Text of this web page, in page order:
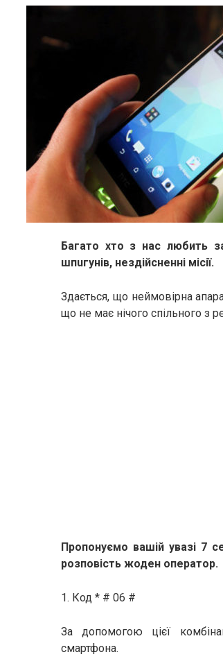
Багато хто з нас любить
шпuгунів, нездійсненні місії.
Здається, що неймовірна
що не має нічого спільного з
Пропонуємо вашій увазі 7
розповість жоден оператор.
1. Код * # 06 #
За допомогою цієї
смартфона.